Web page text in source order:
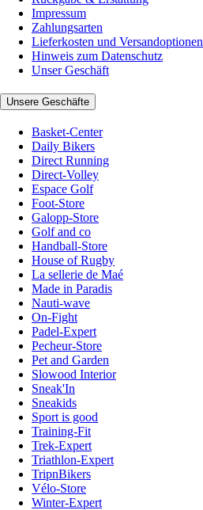
Impressum
Zahlungsarten
Lieferkosten und Versandoptionen
Hinweis zum Datenschutz
Unser Geschäft
Unsere Geschäfte
Basket-Center
Daily Bikers
Direct Running
Direct-Volley
Espace Golf
Foot-Store
Galopp-Store
Golf and co
Handball-Store
House of Rugby
La sellerie de Maé
Made in Paradis
Nauti-wave
On-Fight
Padel-Expert
Pecheur-Store
Pet and Garden
Slowood Interior
Sneak'In
Sneakids
Sport is good
Training-Fit
Trek-Expert
Triathlon-Expert
TripnBikers
Vélo-Store
Winter-Expert